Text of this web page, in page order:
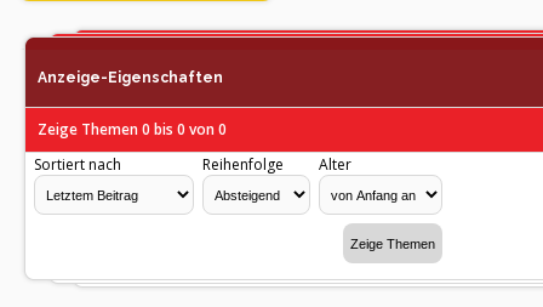
Anzeige-Eigenschaften
Zeige Themen 0 bis 0 von 0
Sortiert nach
Reihenfolge Alter